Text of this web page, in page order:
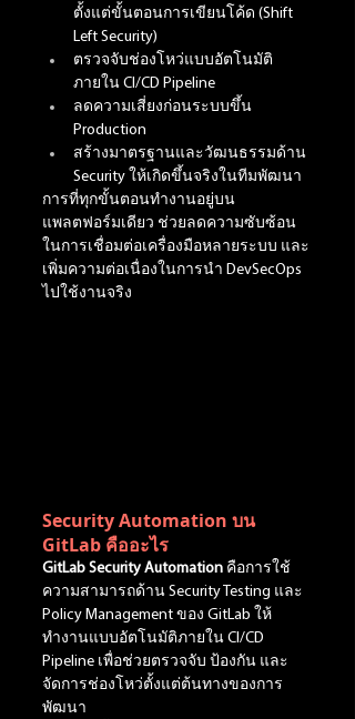
ตั้งแต่ขั้นตอนการเขียนโค้ด (Shift
Left Security)
ตรวจจับช่องโหว่แบบอัตโนมัติ
ภายใน CI/CD Pipeline
ลดความเสี่ยงก่อนระบบขึ้น
Production
สร้างมาตรฐานและวัฒนธรรมด้าน
Security ให้เกิดขึ้นจริงในทีมพัฒนา
การที่ทุกขั้นตอนทำงานอยู่บน
แพลตฟอร์มเดียว ช่วยลดความซับซ้อน
ในการเชื่อมต่อเครื่องมือหลายระบบ และ
เพิ่มความต่อเนื่องในการนำ DevSecOps
ไปใช้งานจริง
Security Automation บน
GitLab คืออะไร
GitLab Security Automation คือการใช้
ความสามารถด้าน Security Testing และ
Policy Management ของ GitLab ให้
ทำงานแบบอัตโนมัติภายใน CI/CD
Pipeline เพื่อช่วยตรวจจับ ป้องกัน และ
จัดการช่องโหว่ตั้งแต่ต้นทางของการ
พัฒนา